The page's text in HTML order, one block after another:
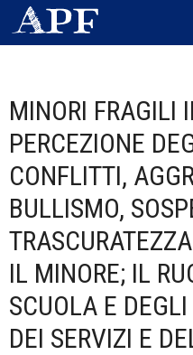
MINORI FRAGILI
PERCEZIONE
CONFLITTI,
BULLISMO,
IL MINORE; IL
SCUOLA E
DEI SERVIZI E